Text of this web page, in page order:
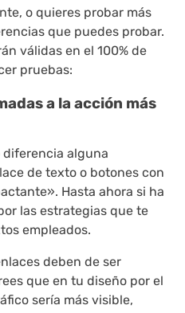
o quieres probar más
que puedes probar.
válidas en el 100% de
pruebas:
a la acción más
diferencia alguna
de texto o botones con
Hasta ahora si ha
las estrategias que te
empleados.
deben de ser
que en tu diseño por el
sería más visible,